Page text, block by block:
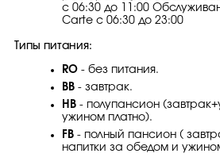
c 06:30 до 11:00
Carte c 06:30 до 23:00
Типы питания:
RO - без питания.
ВВ - завтрак.
НВ - полупансион
ужином платно).
FB - полный пансион (
напитки за обедом и